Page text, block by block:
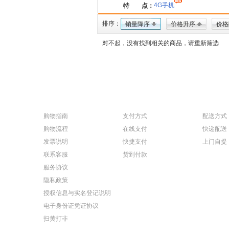
特 点： 4G手机
排序： 销量降序 价格升序 价
对不起，没有找到相关的商品，请重新筛选
购物指南
购物流程
发票说明
联系客服
服务协议
隐私政策
授权信息与实名登记说明
电子身份证凭证协议
扫黄打非
支付方式
在线支付
快捷支付
货到付款
配送方式
快递配送
上门自提